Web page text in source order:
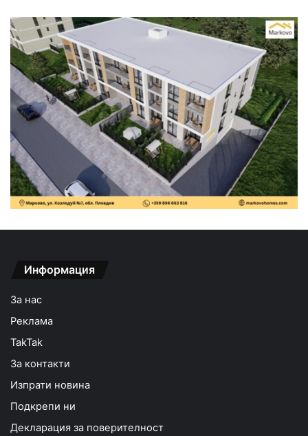
Информация
За нас
Реклама
TakTak
За контакти
Изпрати новина
Подкрепи ни
Декларация за поверителност